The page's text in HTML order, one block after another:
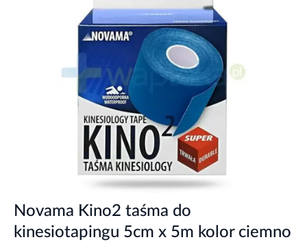
Novama Kino2 taśma do
kinesiotapingu 5cm x 5m kolor ciemno